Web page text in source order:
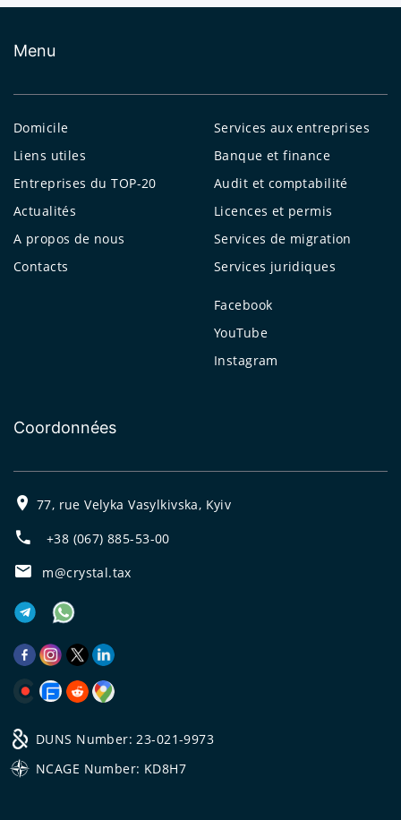
Menu
Domicile
Liens utiles
Entreprises du TOP-20
Actualités
A propos de nous
Contacts
Services aux entreprises
Banque et finance
Audit et comptabilité
Licences et permis
Services de migration
Services juridiques
Facebook
YouTube
Instagram
Coordonnées
77, rue Velyka Vasylkivska, Kyiv
+38 (067) 885-53-00
m@crystal.tax
DUNS Number: 23-021-9973
NCAGE Number: KD8H7